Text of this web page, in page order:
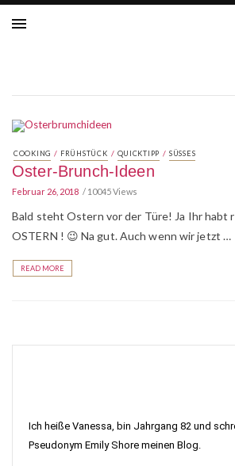
COOKING / FRÜHSTÜCK / QUICKTIPP / SÜSSES
Oster-Brunch-Ideen
Februar 26, 2018 10045 Views
Bald steht Ostern vor der Türe! Ja Ihr habt
OSTERN ! 😉 Na gut. Auch wenn wir jetzt …
READ MORE
Ich heiße Vanessa, bin Jahrgang 82 und
Pseudonym Emily Shore meinen Blog.